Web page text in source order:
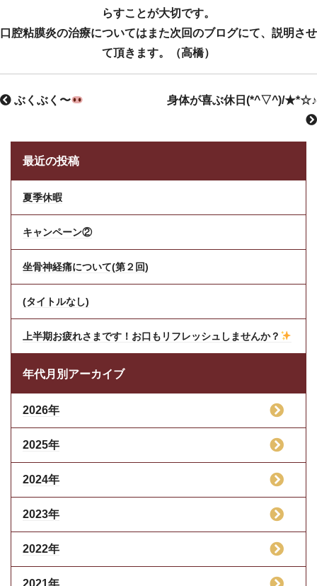
らすことが大切です。
口腔粘膜炎の治療についてはまた次回のブログにて、説明させ
て頂きます。（高橋）
身体が喜ぶ休日(*^▽^)/★*☆♪
ぶくぶく〜
最近の投稿
夏季休暇
キャンペーン②
坐骨神経痛について(第２回)
(タイトルなし)
上半期お疲れさまです！お口もリフレッシュしませんか？
年代月別アーカイブ
2026年
2025年
2024年
2023年
2022年
2021年